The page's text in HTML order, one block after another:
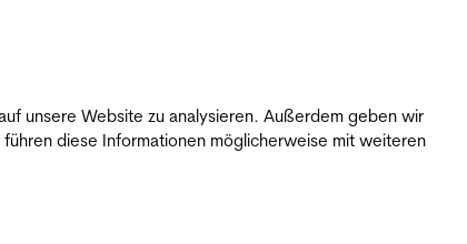
unsere Website zu analysieren. Außerdem geben wir
diese Informationen möglicherweise mit weiteren